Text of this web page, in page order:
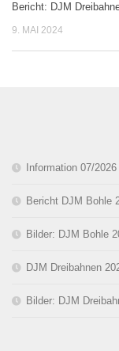
Bericht: DJM
9. MAI 2024
Information 07/2026
Bericht DJM Bohle
Bilder: DJM Bohle
DJM Dreibahnen
Bilder: DJM